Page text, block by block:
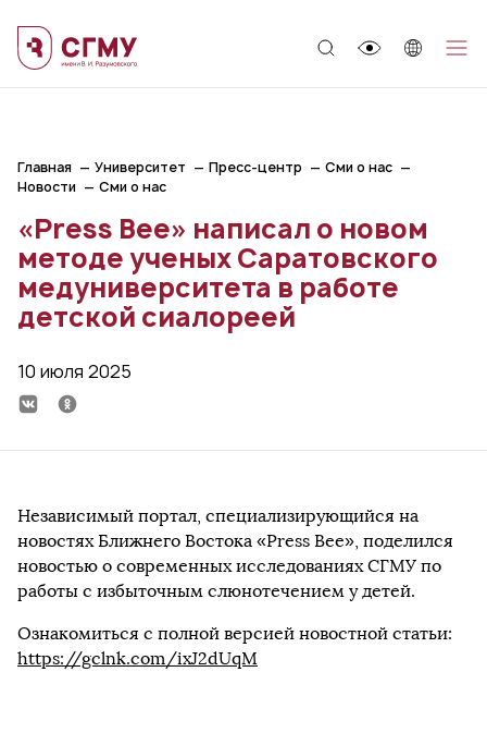
Главная Университет Пресс-центр
Сми о нас
Новости
Сми о нас
«Press Bee» написал о новом
методе ученых Саратовского
медуниверситета в работе
детской сиалореей
10 июля 2025
Независимый портал, специализирующийся на
новостях Ближнего Востока «Press Bee», поделился
новостью о современных исследованиях СГМУ по
работы с избыточным слюнотечением у детей.
Ознакомиться с полной версией новостной статьи:
https://gclnk.com/ixJ2dUqM